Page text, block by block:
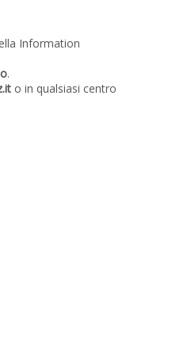
Information
.
o in qualsiasi centro